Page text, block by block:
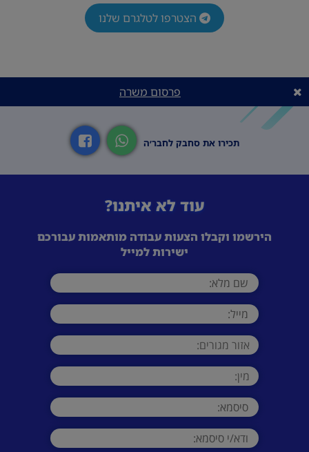
הצטרפו לטלגרם שלנו
פרסום משרה
תכירו את סחבק לחבר׳ה
עוד לא איתנו?
הירשמו וקבלו הצעות עבודה מותאמות עבורכם
ישירות למייל